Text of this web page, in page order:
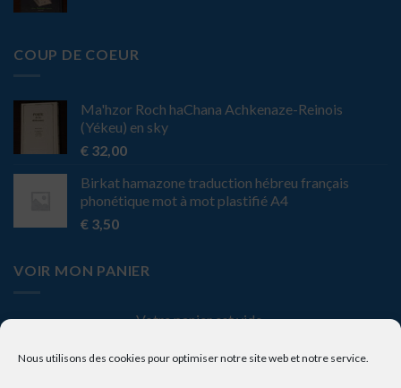
Nous utilisons des cookies pour optimiser notre site web et notre service.
COUP DE COEUR
Ma'hzor Roch haChana Achkenaze-Reinois
(Yékeu) en sky
€ 32,00
Birkat hamazone traduction hébreu français
phonétique mot à mot plastifié A4
€ 3,50
VOIR MON PANIER
Votre panier est vide.